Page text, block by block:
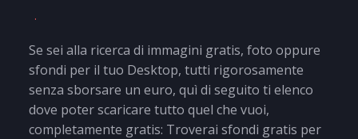
Se sei alla ricerca di immagini gratis, foto oppure
sfondi per il tuo Desktop, tutti rigorosamente
senza sborsare un euro, quì di seguito ti elenco
dove poter scaricare tutto quel che vuoi,
completamente gratis: Troverai sfondi gratis per